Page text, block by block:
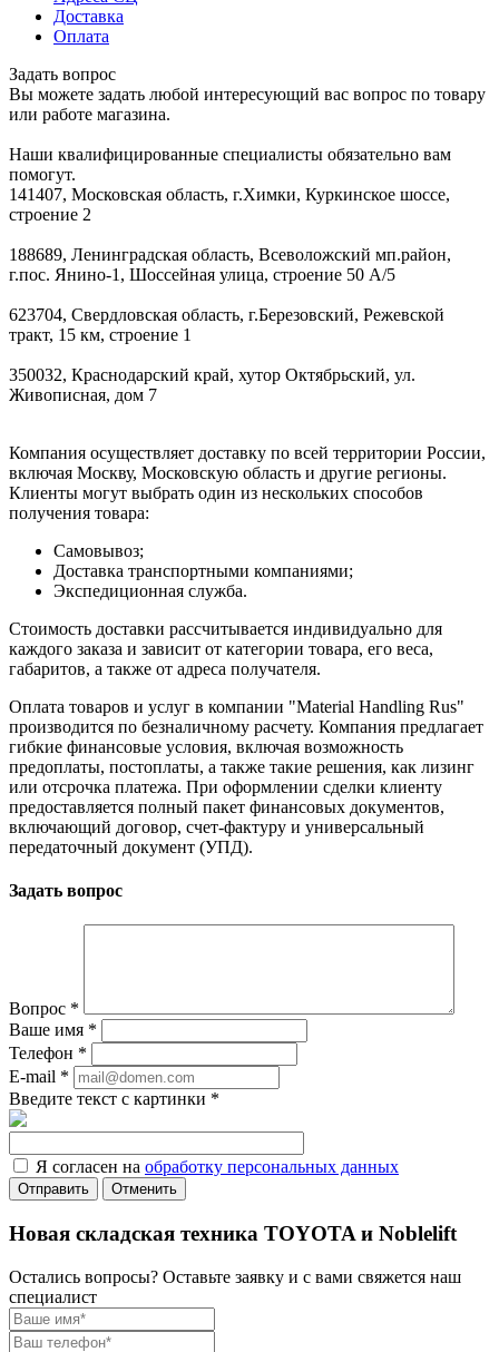
Доставка
Оплата
Задать вопрос
Вы можете задать любой интересующий вас вопрос по товару
или работе магазина.
Наши квалифицированные специалисты обязательно вам
помогут.
141407, Московская область, г.Химки, Куркинское шоссе,
строение 2
188689, Ленинградская область, Всеволожский мп.район,
г.пос. Янино-1, Шоссейная улица, строение 50 А/5
623704, Свердловская область, г.Березовский, Режевской
тракт, 15 км, строение 1
350032, Краснодарский край, хутор Октябрьский, ул.
Живописная, дом 7
Компания осуществляет доставку по всей территории России,
включая Москву, Московскую область и другие регионы.
Клиенты могут выбрать один из нескольких способов
получения товара:
Самовывоз;
Доставка транспортными компаниями;
Экспедиционная служба.
Стоимость доставки рассчитывается индивидуально для
каждого заказа и зависит от категории товара, его веса,
габаритов, а также от адреса получателя.
Оплата товаров и услуг в компании "Material Handling Rus"
производится по безналичному расчету. Компания предлагает
гибкие финансовые условия, включая возможность
предоплаты, постоплаты, а также такие решения, как лизинг
или отсрочка платежа. При оформлении сделки клиенту
предоставляется полный пакет финансовых документов,
включающий договор, счет-фактуру и универсальный
передаточный документ (УПД).
Задать вопрос
Вопрос *
Ваше имя *
Телефон *
E-mail *
Введите текст с картинки *
Я согласен на обработку персональных данных
Отменить
Новая складская техника TOYOTA и Noblelift
Остались вопросы? Оставьте заявку и с вами свяжется наш
специалист